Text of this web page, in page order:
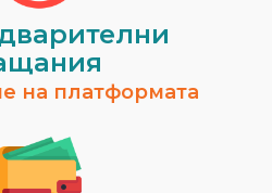
на платформата